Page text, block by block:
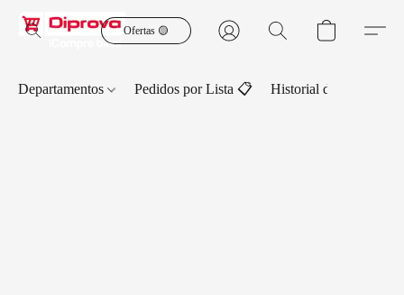
Ofertas 🟡
Departamentos Pedidos por Lista 📋 Historial de Pedidos